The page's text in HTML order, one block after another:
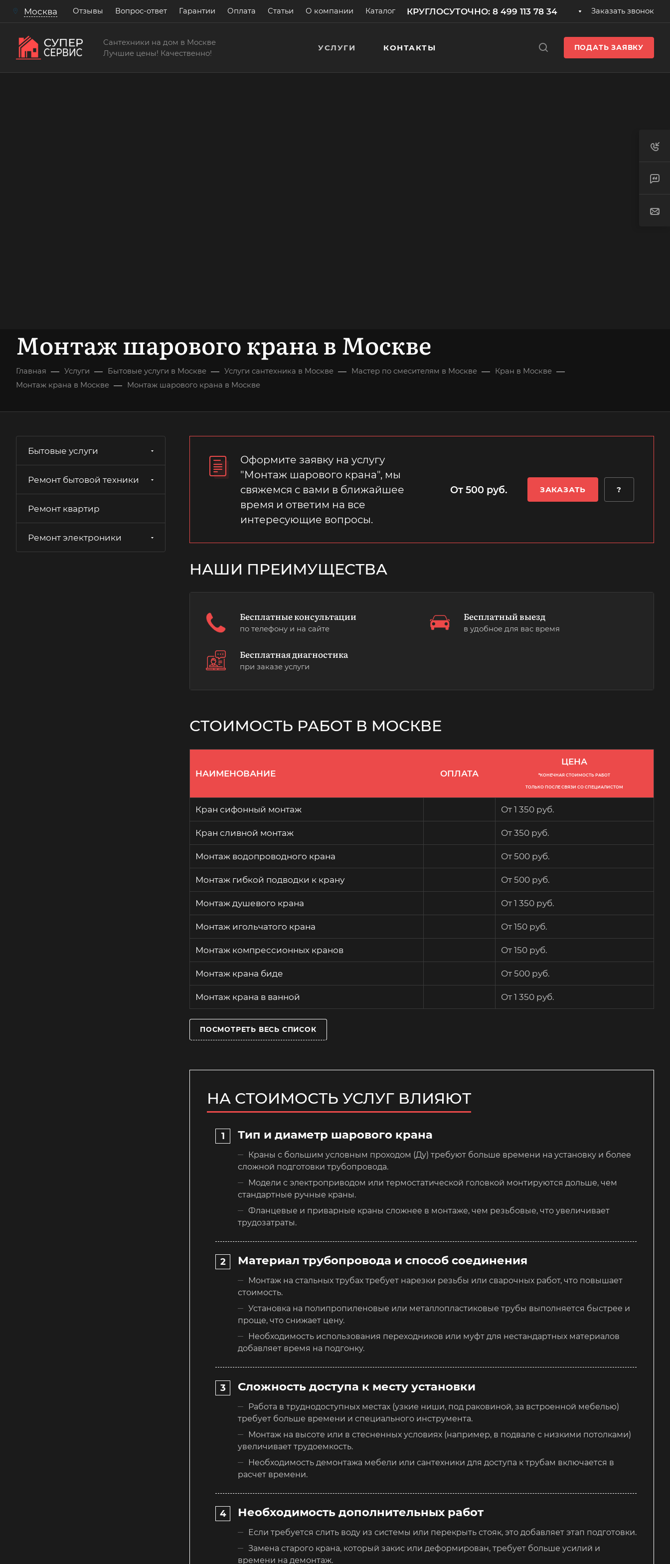
Москва Отзывы Вопрос-ответ Гарантии Оплата Статьи О компании Каталог КРУГЛОСУТОЧНО: 8 499 113 78 34 Заказать звонок
Сантехники на дом в Москве
Лучшие цены! Качественно!
УСЛУГИ КОНТАКТЫ ПОДАТЬ ЗАЯВКУ
Монтаж шарового крана в Москве
Главная — Услуги — Бытовые услуги в Москве — Услуги сантехника в Москве — Мастер по смесителям в Москве — Кран в Москве —
Монтаж крана в Москве — Монтаж шарового крана в Москве
Оформите заявку на услугу
"Монтаж шарового крана", мы
свяжемся с вами в ближайшее
время и ответим на все
интересующие вопросы.
От 500 руб. ЗАКАЗАТЬ ?
НАШИ ПРЕИМУЩЕСТВА
Бесплатные консультации
по телефону и на сайте
Бесплатный выезд
в удобное для вас время
Бесплатная диагностика
при заказе услуги
СТОИМОСТЬ РАБОТ В МОСКВЕ
НАИМЕНОВАНИЕ ОПЛАТА
ЦЕНА
*КОНЕЧНАЯ СТОИМОСТЬ РАБОТ
ТОЛЬКО ПОСЛЕ СВЯЗИ СО СПЕЦИАЛИСТОМ
Кран сифонный монтаж От 1 350 руб.
Кран сливной монтаж От 350 руб.
Монтаж водопроводного крана От 500 руб.
Монтаж гибкой подводки к крану От 500 руб.
Монтаж душевого крана От 1 350 руб.
Монтаж игольчатого крана От 150 руб.
Монтаж компрессионных кранов От 150 руб.
Монтаж крана биде От 500 руб.
Монтаж крана в ванной От 1 350 руб.
ПОСМОТРЕТЬ ВЕСЬ СПИСОК
НА СТОИМОСТЬ УСЛУГ ВЛИЯЮТ
Тип и диаметр шарового крана
Краны с большим условным проходом (Ду) требуют больше времени на установку и более
сложной подготовки трубопровода.
Модели с электроприводом или термостатической головкой монтируются дольше, чем
стандартные ручные краны.
Фланцевые и приварные краны сложнее в монтаже, чем резьбовые, что увеличивает
трудозатраты.
Материал трубопровода и способ соединения
Монтаж на стальных трубах требует нарезки резьбы или сварочных работ, что повышает
стоимость.
Установка на полипропиленовые или металлопластиковые трубы выполняется быстрее и
проще, что снижает цену.
Необходимость использования переходников или муфт для нестандартных материалов
добавляет время на подгонку.
Сложность доступа к месту установки
Работа в труднодоступных местах (узкие ниши, под раковиной, за встроенной мебелью)
требует больше времени и специального инструмента.
Монтаж на высоте или в стесненных условиях (например, в подвале с низкими потолками)
увеличивает трудоемкость.
Необходимость демонтажа мебели или сантехники для доступа к трубам включается в
расчет времени.
Необходимость дополнительных работ
Если требуется слить воду из системы или перекрыть стояк, это добавляет этап подготовки.
Замена старого крана, который закис или деформирован, требует больше усилий и
времени на демонтаж.
Бытовые услуги
Ремонт бытовой техники
Ремонт квартир
Ремонт электроники